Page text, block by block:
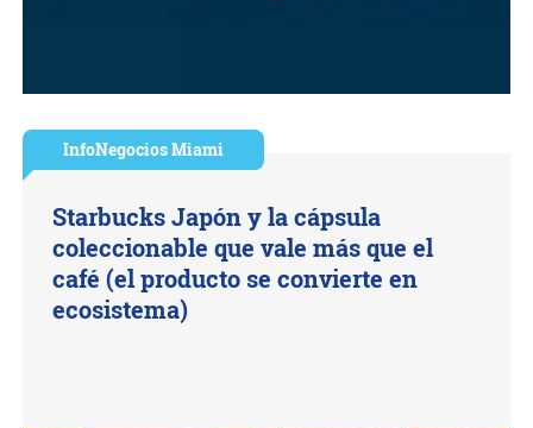
InfoNegocios Miami
Starbucks Japón y la cápsula
coleccionable que vale más que el
café (el producto se convierte en
ecosistema)